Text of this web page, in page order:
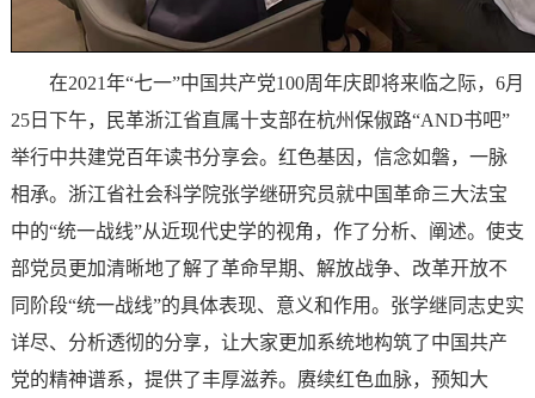
在2021年“七一”中国共产党100周年庆即将来临之际，6月
25日下午，民革浙江省直属十支部在杭州保俶路“AND书吧”
举行中共建党百年读书分享会。红色基因，信念如磐，一脉
相承。浙江省社会科学院张学继研究员就中国革命三大法宝
中的“统一战线”从近现代史学的视角，作了分析、阐述。使支
部党员更加清晰地了解了革命早期、解放战争、改革开放不
同阶段“统一战线”的具体表现、意义和作用。张学继同志史实
详尽、分析透彻的分享，让大家更加系统地构筑了中国共产
党的精神谱系，提供了丰厚滋养。赓续红色血脉，预知大